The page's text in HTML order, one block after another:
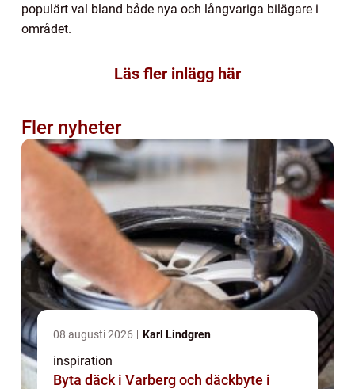
populärt val bland både nya och långvariga bilägare i
området.
Läs fler inlägg här
Fler nyheter
08 augusti 2026 Karl Lindgren
inspiration
Byta däck i Varberg och däckbyte i